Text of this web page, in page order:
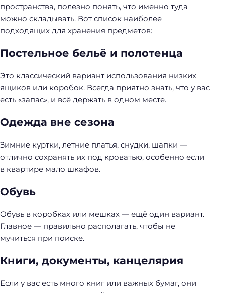
пространства, полезно понять, что именно туда
можно складывать. Вот список наиболее
подходящих для хранения предметов:
Постельное бельё и полотенца
Это классический вариант использования низких
ящиков или коробок. Всегда приятно знать, что у вас
есть «запас», и всё держать в одном месте.
Одежда вне сезона
Зимние куртки, летние платья, снудки, шапки —
отлично сохранять их под кроватью, особенно если
в квартире мало шкафов.
Обувь
Обувь в коробках или мешках — ещё один вариант.
Главное — правильно располагать, чтобы не
мучиться при поиске.
Книги, документы, канцелярия
Если у вас есть много книг или важных бумаг, они